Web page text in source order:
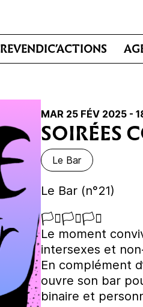
REVENDIC’ACTIONS
MAR 25 FÉV 2025 -
SOIRÉES
Le Bar
Le Bar (n°21)
🏳️‍⚧️🏳️‍⚧️🏳️‍⚧️
Le moment
intersexes et
En complément
ouvre son bar
binaire et